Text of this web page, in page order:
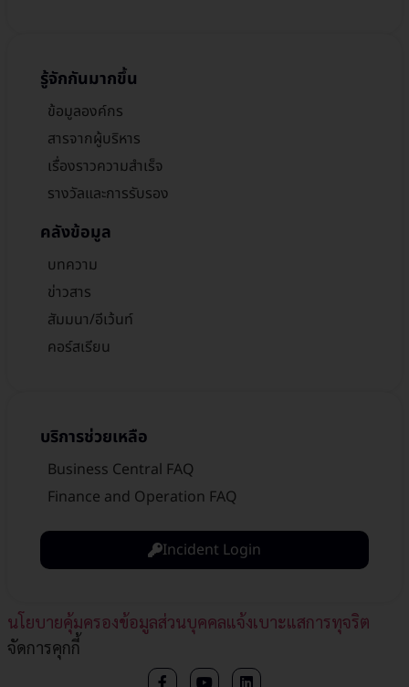
รู้จักกันมากขึ้น
ข้อมูลองค์กร
สารจากผู้บริหาร
เรื่องราวความสำเร็จ
รางวัลและการรับรอง
คลังข้อมูล
บทความ
ข่าวสาร
สัมมนา/อีเว้นท์
คอร์สเรียน
บริการช่วยเหลือ
Business Central FAQ
Finance and Operation FAQ
Incident Login
นโยบายคุ้มครองข้อมูลส่วนบุคคลแจ้งเบาะแสการทุจริต​
จัดการคุกกี้